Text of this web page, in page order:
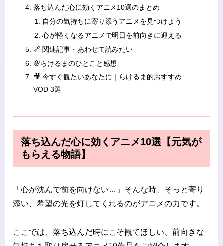
落ち込んだ心に効くアニメ10選のまとめ
自分の気持ちに寄り添うアニメを見つけよう
心が軽くなるアニメで明日を前向きに迎える
🔗 関連記事・あわせて読みたい
🌸らけるまのひとこと感想
🎥 今すぐ観たいあなたに｜らけるま的おすすめ
VOD 3選
落ち込んだ心に効くアニメ10選【元気が
もらえる物語】
「心が沈んで前を向けない…」そんな時、そっと寄り
添い、希望の光を灯してくれるのがアニメの力です。
ここでは、落ち込んだ時にこそ観てほしい、前向きな